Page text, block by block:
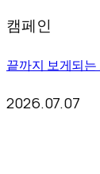
캠페인
끝까지 보게되
2026.07.07